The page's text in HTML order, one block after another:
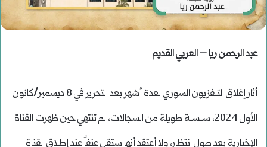
عبد الرحمن ريا – العربي القديم
أثار إغلاق التلفزيون السوري لعدة أشهر بعد التحرير في 8 ديسمبر/كانون
الأول 2024، سلسلة طويلة من السجالات، لم تنتهي حين ظهرت القناة
الإخبارية بعد طول انتظار، ولا أعتقد أنها ستقل عنفاً عند إطلاق القناة